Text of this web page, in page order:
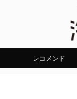
レコメンド